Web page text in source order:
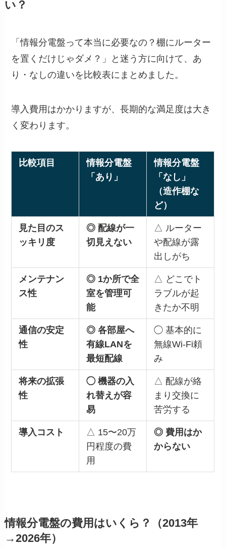
い？
「情報分電盤って本当に必要なの？棚にルーター
を置くだけじゃダメ？」と迷う方に向けて、あ
り・なしの違いを比較表にまとめました。
導入費用はかかりますが、長期的な満足度は大き
く変わります。
比較項目
情報分電盤
「あり」
情報分電盤
「なし」
（造作棚な
ど）
見た目のス
ッキリ度
◎ 配線が一
切見えない
△ ルーター
や配線が露
出しがち
メンテナン
ス性
◎ 1か所で全
室を管理可
能
△ どこでト
ラブルが起
きたか不明
通信の安定
性
◎ 各部屋へ
有線LANを
最短配線
◯ 基本的に
無線Wi-Fi頼
み
将来の拡張
性
◯ 機器の入
れ替えが容
易
△ 配線が絡
まり交換に
苦労する
導入コスト
△ 15〜20万
円程度の費
用
◎ 費用はか
からない
情報分電盤の費用はいくら？（2013年
→2026年）